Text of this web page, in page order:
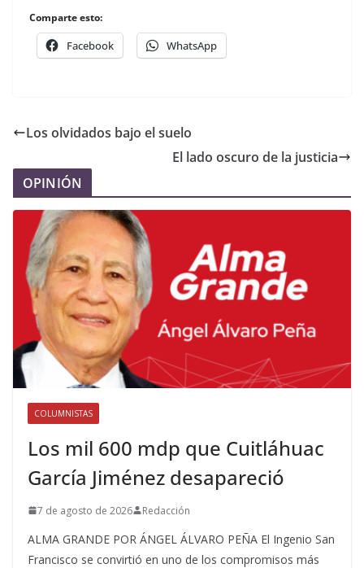
Comparte esto:
Facebook WhatsApp
Los olvidados bajo el suelo
El lado oscuro de la justicia
OPINIÓN
COLUMNISTAS
Los mil 600 mdp que Cuitláhuac
García Jiménez desapareció
7 de agosto de 2026 Redacción
ALMA GRANDE POR ÁNGEL ÁLVARO PEÑA El Ingenio San
Francisco se convirtió en uno de los compromisos más